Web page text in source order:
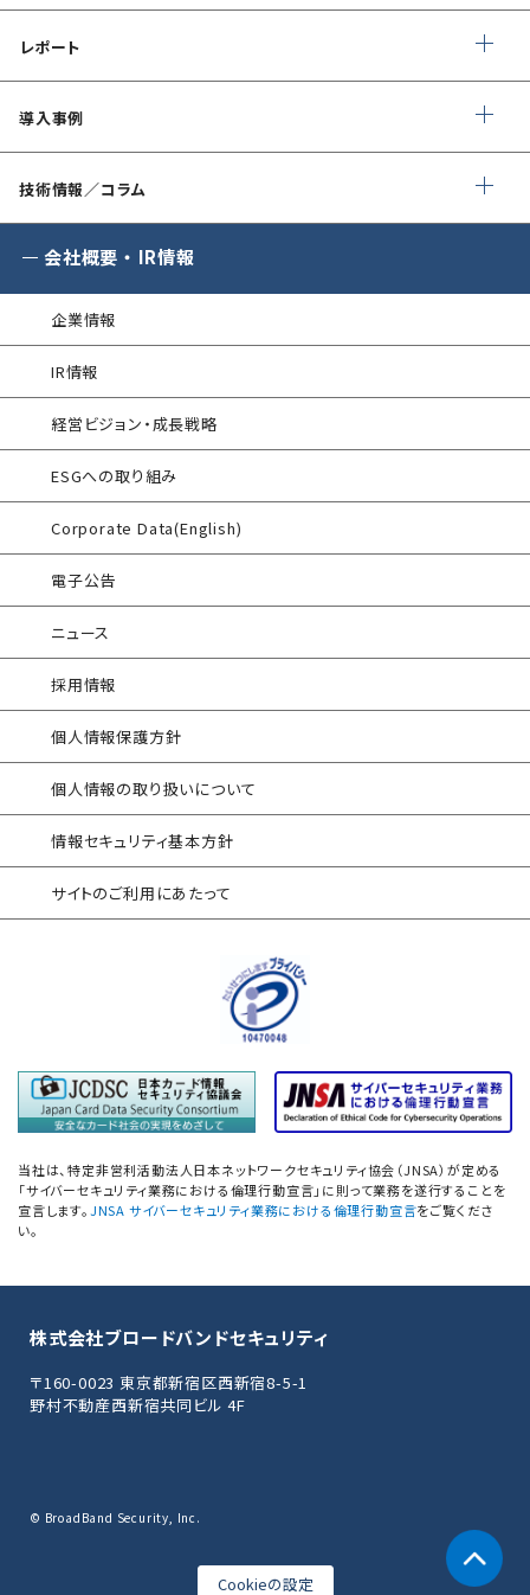
Shift Left コンサルティング
金融庁ガイドライン準拠対応支援サービス
電気事業者向け サイバーセキュリティ
プレリミナリーサーベイ
インシデント対応訓練
インシデント対応訓練シミュレーター
情報セキュリティリスクアセスメント
FISCガイドライン準拠対応支援サービス
地方公共団体向け 情報セキュリティ
セルフアセスメント
産業制御システム向けリスクアセスメント
EC加盟店様向け セキュリティ・チェックリスト
対応アセスメントサービス
自己問診型 テレワーク環境
情報セキュリティアセスメント
情報セキュリティ
自己点検アンケートサービス
情報セキュリティアセスメント
ネットワーク機器設定評価
データベース設定評価
「防衛産業サイバーセキュリティ基準」
PCI 準拠支援／オンサイト評価
／PCI 準拠維持支援
PCI DSSセキュリティセカンドオピニオン
PCI DSS Ver4.0.1 SAQ(D-SP)
記入例サンプル提供サービス
クラウドセキュリティ認証取得支援
クラウドセキュリティ設定診断
アタックサーフェス調査
（セキュリティエンジニア養成講座）
企業向けセキュリティ訓練
標的型攻撃メール訓練
脆弱性情報提供
マネージドセキュリティサービス (MSS)
Managed Security Service for AWS
WAF運用
G-MDR
SIEM運用／分析
エンドポイントセキュリティ EDR-MSS
Security-First Aidサービス
セキュアメール
®
AAMS 添付ファイル自動分離サービス
サイバープロテクション（CP）
レポート
SQAT® セキュリティレポート
SQAT® 情報セキュリティ瓦版
導入事例
技術情報／コラム
会社概要 ・ IR情報
企業情報
IR情報
経営ビジョン・成長戦略
ESGへの取り組み
Corporate Data(English)
電子公告
ニュース
採用情報
個人情報保護方針
個人情報の取り扱いについて
情報セキュリティ基本方針
サイトのご利用にあたって
当社は、特定非営利活動法人日本ネットワークセキュリティ協会（JNSA）が定める
「サイバーセキュリティ業務における倫理行動宣言」に則って業務を遂行することを
宣言します。JNSA サイバーセキュリティ業務における倫理行動宣言をご覧くださ
い。
株式会社ブロードバンドセキュリティ
〒160-0023 東京都新宿区西新宿8-5-1
野村不動産西新宿共同ビル 4F
© BroadBand Security, Inc.
Cookieの設定